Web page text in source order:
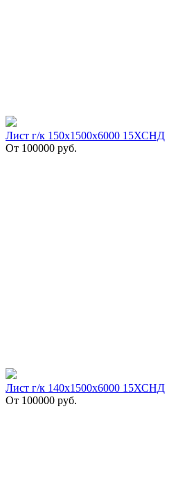
Лист г/к 150х1500х6000 15ХСНД
От 100000 руб.
Лист г/к 140х1500х6000 15ХСНД
От 100000 руб.